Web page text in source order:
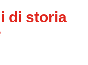
di storia